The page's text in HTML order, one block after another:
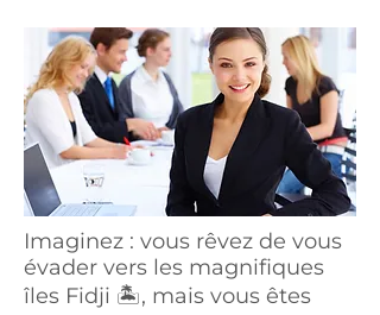
Imaginez : vous rêvez de vous
évader vers les magnifiques
îles Fidji 🏝️, mais vous êtes